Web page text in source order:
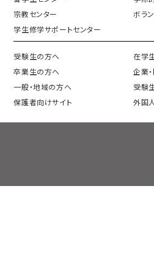
宗教センター
ボラ
学生修学サポートセンター
受験生の方へ
在学
卒業生の方へ
企業
一般・地域の方へ
受験
保護者向けサイト
外国